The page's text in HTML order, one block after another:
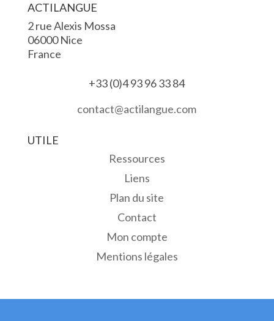
ACTILANGUE
2 rue Alexis Mossa
06000 Nice
France
+33 (0)4 93 96 33 84
contact@actilangue.com
UTILE
Ressources
Liens
Plan du site
Contact
Mon compte
Mentions légales